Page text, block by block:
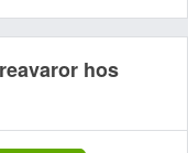
hos